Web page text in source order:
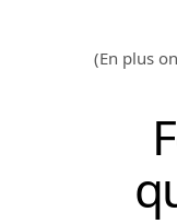
(En plus